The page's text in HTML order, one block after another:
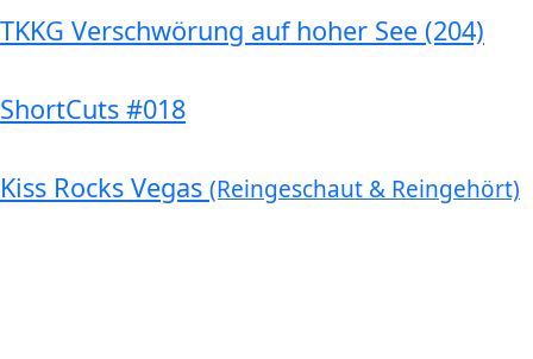
TKKG Verschwörung auf hoher See (204)
ShortCuts #018
Kiss Rocks Vegas (Reingeschaut & Reingehört)